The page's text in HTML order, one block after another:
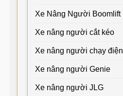
Xe Nâng Người Boomlift
Xe nâng người cắt kéo
Xe nâng người chạy điện
Xe nâng người Genie
Xe nâng người JLG